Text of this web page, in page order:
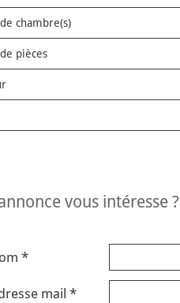
de chambre(s)
de pièces
vous intéresse ?
*
mail *